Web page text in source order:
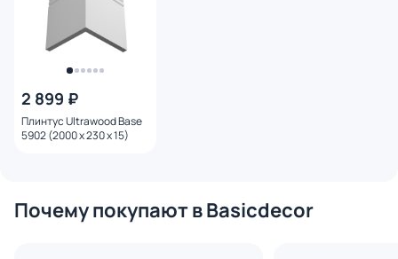
2 899 ₽
Плинтус Ultrawood Base
5902 (2000 x 230 x 15)
Почему покупают в Basicdecor